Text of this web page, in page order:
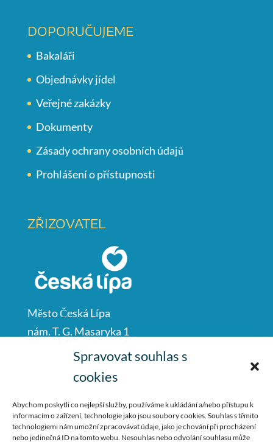
Spravovat souhlas s
cookies
Abychom poskytli co nejlepší služby, používáme k ukládání a/nebo přístupu k
informacím o zařízení, technologie jako jsou soubory cookies. Souhlas s těmito
technologiemi nám umožní zpracovávat údaje, jako je chování při procházení
nebo jedinečná ID na tomto webu. Nesouhlas nebo odvolání souhlasu může
DOPORUČUJEME
Bakaláři
Objednávky jídel
Veřejné zakázky
Dokumenty
Zásady ochrany osobních údajů
Prohlášení o přístupnosti
ZŘIZOVATEL
Město Česká Lípa
nám. T. G. Masaryka 1
Česká Lípa
487 881 111